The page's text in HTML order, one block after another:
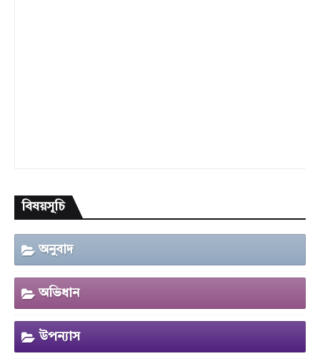
বিষয়সূচি
অনুবাদ
অভিধান
উপন্যাস